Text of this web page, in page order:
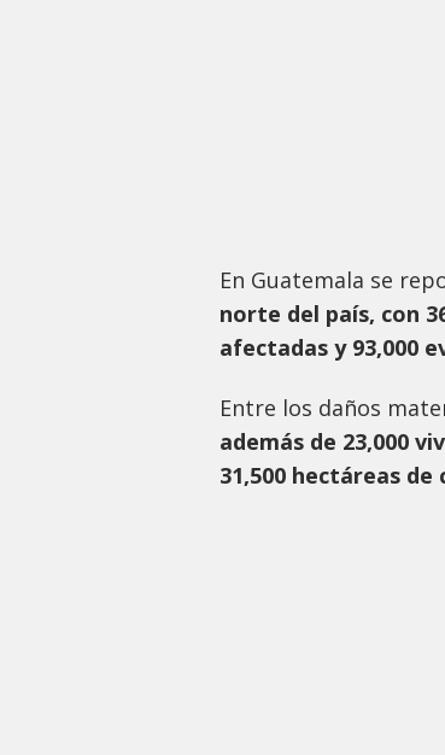
En Guatemala se
norte del país, con
afectadas y 93,000
Entre los daños
además de 23,000
31,500 hectáreas